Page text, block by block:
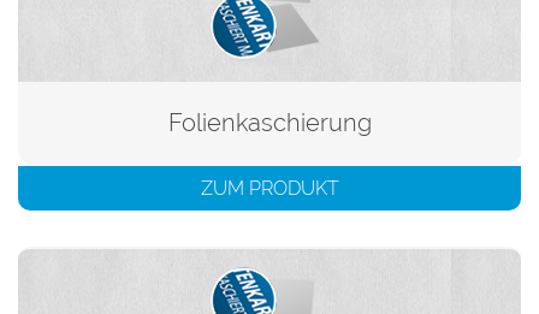
Folienkaschierung
ZUM PRODUKT